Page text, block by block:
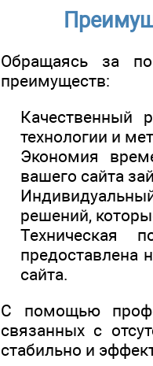
Обращаясь за
преимуществ:
Качественный
технологии и
Экономия
вашего сайта
решений,
Техническая
предоставлена
сайта.
С помощью
связанных с
стабильно и